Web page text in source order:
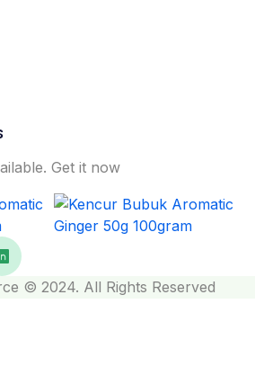
Get it now
© 2024. All Rights Reserved